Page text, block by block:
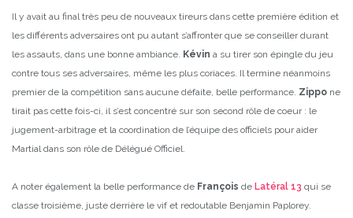
Il y avait au final très peu de nouveaux tireurs dans cette première édition et
les différents adversaires ont pu autant s’affronter que se conseiller durant
les assauts, dans une bonne ambiance. Kévin a su tirer son épingle du jeu
contre tous ses adversaires, même les plus coriaces. Il termine néanmoins
premier de la compétition sans aucune défaite, belle performance. Zippo ne
tirait pas cette fois-ci, il s’est concentré sur son second rôle de coeur : le
jugement-arbitrage et la coordination de l’équipe des officiels pour aider
Martial dans son rôle de Délégué Officiel.
A noter également la belle performance de François de Latéral 13 qui se
classe troisième, juste derrière le vif et redoutable Benjamin Paplorey.